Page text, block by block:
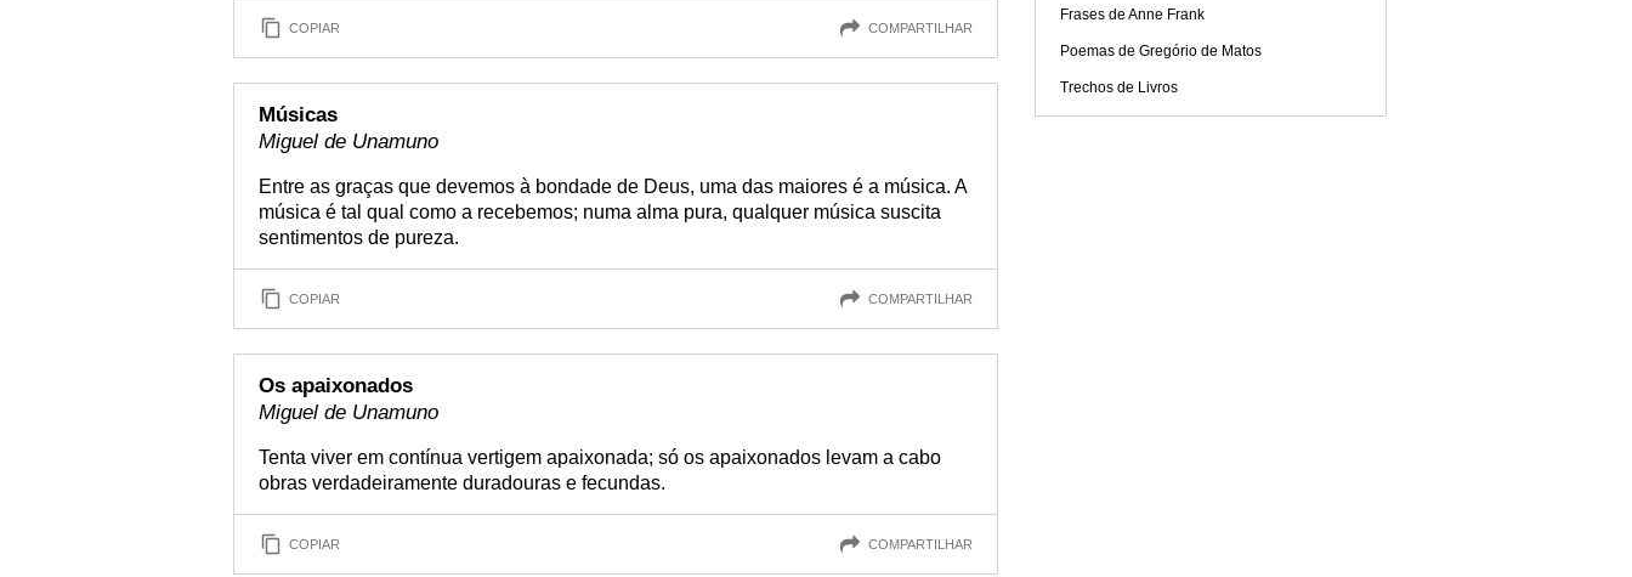
COPIAR COMPARTILHAR
Músicas
Miguel de Unamuno
Entre as graças que devemos à bondade de Deus, uma das maiores é a música. A
música é tal qual como a recebemos; numa alma pura, qualquer música suscita
sentimentos de pureza.
COPIAR COMPARTILHAR
Os apaixonados
Miguel de Unamuno
Tenta viver em contínua vertigem apaixonada; só os apaixonados levam a cabo
obras verdadeiramente duradouras e fecundas.
COPIAR COMPARTILHAR
Frases de Anne Frank
Poemas de Gregório de Matos
Trechos de Livros